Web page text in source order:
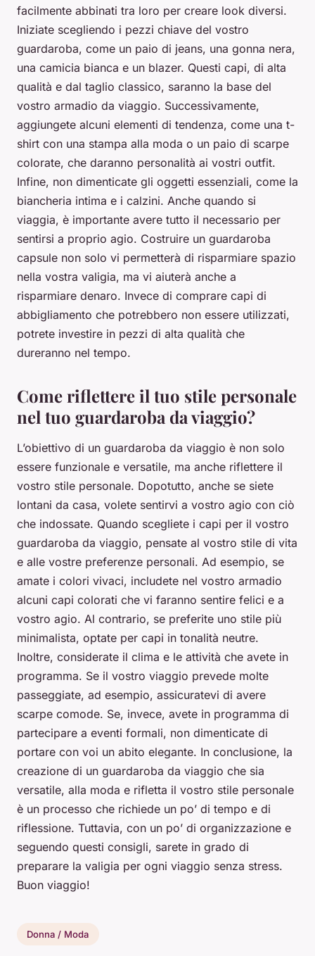
facilmente abbinati tra loro per creare look diversi.
Iniziate scegliendo i pezzi chiave del vostro
guardaroba, come un paio di jeans, una gonna nera,
una camicia bianca e un blazer. Questi capi, di alta
qualità e dal taglio classico, saranno la base del
vostro armadio da viaggio. Successivamente,
aggiungete alcuni elementi di tendenza, come una t-
shirt con una stampa alla moda o un paio di scarpe
colorate, che daranno personalità ai vostri outfit.
Infine, non dimenticate gli oggetti essenziali, come la
biancheria intima e i calzini. Anche quando si
viaggia, è importante avere tutto il necessario per
sentirsi a proprio agio. Costruire un guardaroba
capsule non solo vi permetterà di risparmiare spazio
nella vostra valigia, ma vi aiuterà anche a
risparmiare denaro. Invece di comprare capi di
abbigliamento che potrebbero non essere utilizzati,
potrete investire in pezzi di alta qualità che
dureranno nel tempo.
Come riflettere il tuo stile personale
nel tuo guardaroba da viaggio?
L’obiettivo di un guardaroba da viaggio è non solo
essere funzionale e versatile, ma anche riflettere il
vostro stile personale. Dopotutto, anche se siete
lontani da casa, volete sentirvi a vostro agio con ciò
che indossate. Quando scegliete i capi per il vostro
guardaroba da viaggio, pensate al vostro stile di vita
e alle vostre preferenze personali. Ad esempio, se
amate i colori vivaci, includete nel vostro armadio
alcuni capi colorati che vi faranno sentire felici e a
vostro agio. Al contrario, se preferite uno stile più
minimalista, optate per capi in tonalità neutre.
Inoltre, considerate il clima e le attività che avete in
programma. Se il vostro viaggio prevede molte
passeggiate, ad esempio, assicuratevi di avere
scarpe comode. Se, invece, avete in programma di
partecipare a eventi formali, non dimenticate di
portare con voi un abito elegante. In conclusione, la
creazione di un guardaroba da viaggio che sia
versatile, alla moda e rifletta il vostro stile personale
è un processo che richiede un po’ di tempo e di
riflessione. Tuttavia, con un po’ di organizzazione e
seguendo questi consigli, sarete in grado di
preparare la valigia per ogni viaggio senza stress.
Buon viaggio!
Donna / Moda